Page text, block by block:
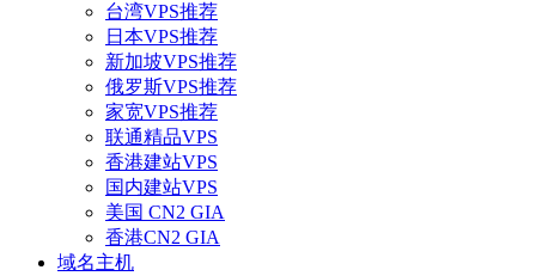
台湾VPS推荐
日本VPS推荐
新加坡VPS推荐
俄罗斯VPS推荐
家宽VPS推荐
联通精品VPS
香港建站VPS
国内建站VPS
美国 CN2 GIA
香港CN2 GIA
域名主机